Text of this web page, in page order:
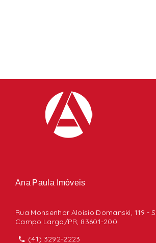
Ana Paula Imóveis
Rua Monsenhor Aloisio Domanski, 119 -
Campo Largo/PR, 83601-200
(41) 3292-2223